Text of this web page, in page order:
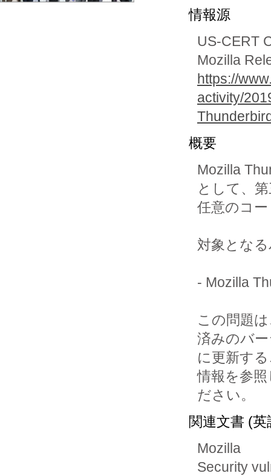
情報源
US-CERT
Mozilla
https://
activity/
概要
Mozilla
として、
任意のコ
対象とな
- Mozilla
この問題
済みのバ
に更新す
情報を参
ださい。
関連文書 (英
Mozilla
Security